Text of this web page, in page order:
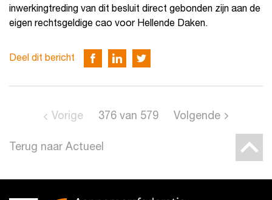
inwerkingtreding van dit besluit direct gebonden zijn aan de
eigen rechtsgeldige cao voor Hellende Daken.
Deel dit bericht
Terug naar Actueel
Vorige 376 van 579 Volgende